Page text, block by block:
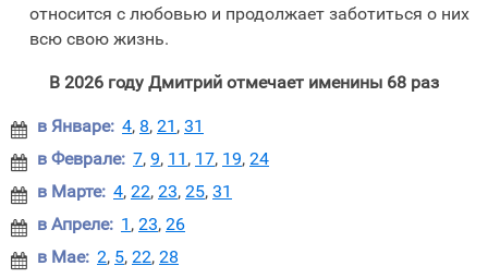
относится с любовью и продолжает заботиться о них
всю свою жизнь.
В 2026 году Дмитрий отмечает именины 68 раз
 в Январе: 4, 8, 21 , 31
 в Феврале: 7, 9, 11 , 17, 19, 24
 в Марте: 4, 22, 23, 25, 31
 в Апреле: 1 , 23, 26
 в Мае: 2, 5, 22, 28